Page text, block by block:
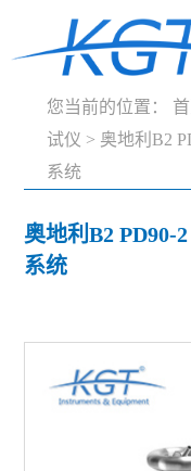
您当前的位置：
试仪 > 奥地利B2
系统
奥地利B2 PD90-
系统